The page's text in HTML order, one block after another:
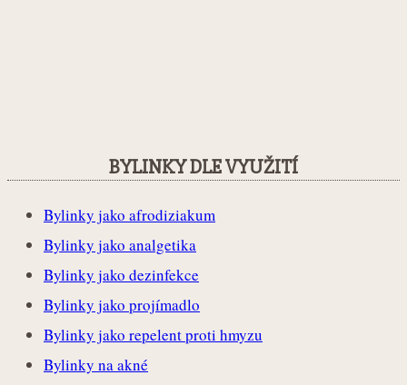
BYLINKY DLE VYUŽITÍ
Bylinky jako afrodiziakum
Bylinky jako analgetika
Bylinky jako dezinfekce
Bylinky jako projímadlo
Bylinky jako repelent proti hmyzu
Bylinky na akné